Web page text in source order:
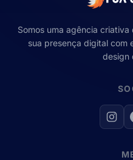
Somos uma agência
sua presença digital com
design